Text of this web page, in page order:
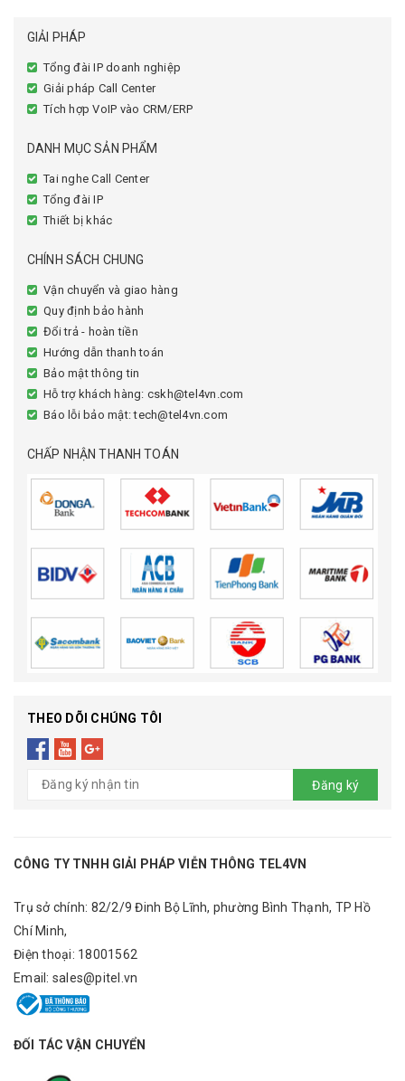
GIẢI PHÁP
Tổng đài IP doanh nghiệp
Giải pháp Call Center
Tích hợp VoIP vào CRM/ERP
DANH MỤC SẢN PHẨM
Tai nghe Call Center
Tổng đài IP
Thiết bị khác
CHÍNH SÁCH CHUNG
Vận chuyển và giao hàng
Quy định bảo hành
Đổi trả - hoàn tiền
Hướng dẫn thanh toán
Bảo mật thông tin
Hỗ trợ khách hàng: cskh@tel4vn.com
Báo lỗi bảo mật: tech@tel4vn.com
CHẤP NHẬN THANH TOÁN
THEO DÕI CHÚNG TÔI
Đăng ký
CÔNG TY TNHH GIẢI PHÁP VIỄN THÔNG TEL4VN
Trụ sở chính: 82/2/9 Đinh Bộ Lĩnh, phường Bình Thạnh, TP Hồ
Chí Minh,
Điện thoại: 18001562
Email: sales@pitel.vn
ĐỐI TÁC VẬN CHUYỂN